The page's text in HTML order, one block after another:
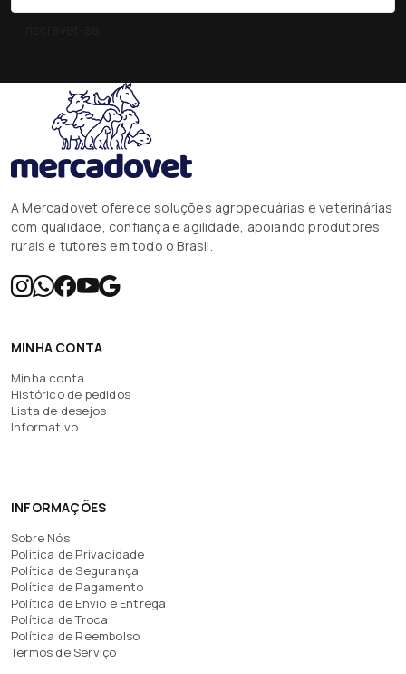
A Mercadovet oferece soluções agropecuárias e veterinárias
com qualidade, confiança e agilidade, apoiando produtores
rurais e tutores em todo o Brasil.
MINHA CONTA
Minha conta
Histórico de pedidos
Lista de desejos
Informativo
INFORMAÇÕES
Sobre Nós
Política de Privacidade
Política de Segurança
Política de Pagamento
Política de Envio e Entrega
Política de Troca
Política de Reembolso
Termos de Serviço